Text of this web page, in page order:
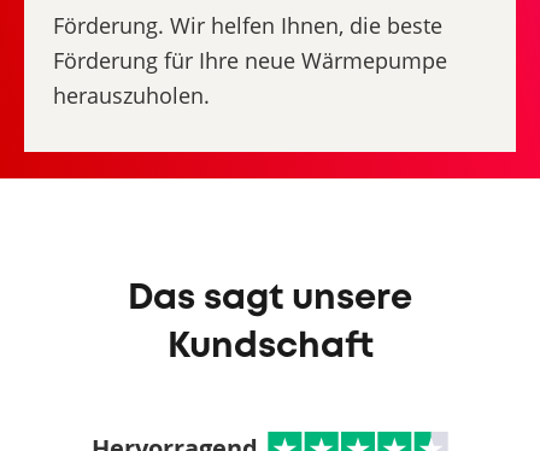
Förderung. Wir helfen Ihnen, die beste
Förderung für Ihre neue Wärmepumpe
herauszuholen.
Das sagt unsere
Kundschaft